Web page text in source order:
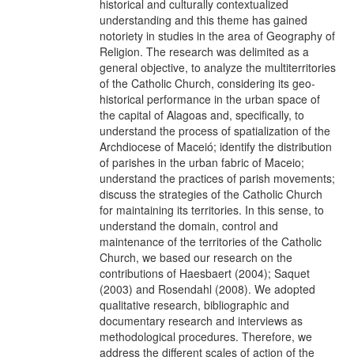
historical and culturally contextualized
understanding and this theme has gained
notoriety in studies in the area of Geography of
Religion. The research was delimited as a
general objective, to analyze the multiterritories
of the Catholic Church, considering its geo-
historical performance in the urban space of
the capital of Alagoas and, specifically, to
understand the process of spatialization of the
Archdiocese of Maceió; identify the distribution
of parishes in the urban fabric of Maceio;
understand the practices of parish movements;
discuss the strategies of the Catholic Church
for maintaining its territories. In this sense, to
understand the domain, control and
maintenance of the territories of the Catholic
Church, we based our research on the
contributions of Haesbaert (2004); Saquet
(2003) and Rosendahl (2008). We adopted
qualitative research, bibliographic and
documentary research and interviews as
methodological procedures. Therefore, we
address the different scales of action of the